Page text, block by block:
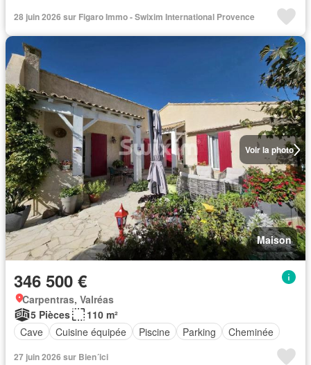
28 juin 2026 sur Figaro Immo - Swixim International Provence
Voir la photo
Maison
346 500 €
Carpentras, Valréas
5 Pièces
110 m²
Cave
Cuisine équipée Piscine Parking Cheminée
27 juin 2026 sur Bien´ici